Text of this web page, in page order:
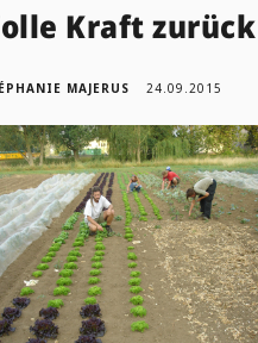
Kraft zurück
MAJERUS 24.09.2015